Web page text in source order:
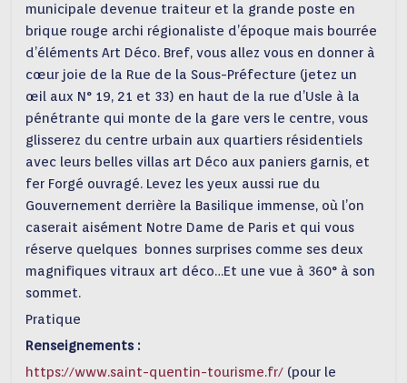
municipale devenue traiteur et la grande poste en
brique rouge archi régionaliste d’époque mais bourrée
d’éléments Art Déco. Bref, vous allez vous en donner à
cœur joie de la Rue de la Sous-Préfecture (jetez un
œil aux N° 19, 21 et 33) en haut de la rue d’Usle à la
pénétrante qui monte de la gare vers le centre, vous
glisserez du centre urbain aux quartiers résidentiels
avec leurs belles villas art Déco aux paniers garnis, et
fer Forgé ouvragé. Levez les yeux aussi rue du
Gouvernement derrière la Basilique immense, où l’on
caserait aisément Notre Dame de Paris et qui vous
réserve quelques bonnes surprises comme ses deux
magnifiques vitraux art déco…Et une vue à 360° à son
sommet.
Pratique
Renseignements :
https://www.saint-quentin-tourisme.fr/ (pour le